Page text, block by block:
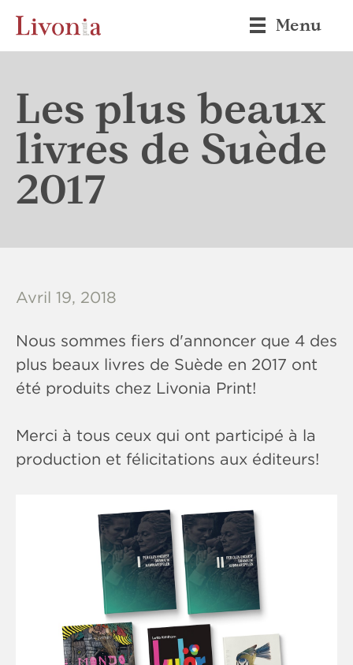
Menu
Les plus beaux
livres de Suède
2017
Avril 19, 2018
Nous sommes fiers d'annoncer que 4 des
plus beaux livres de Suède en 2017 ont
été produits chez Livonia Print!
Merci à tous ceux qui ont participé à la
production et félicitations aux éditeurs!